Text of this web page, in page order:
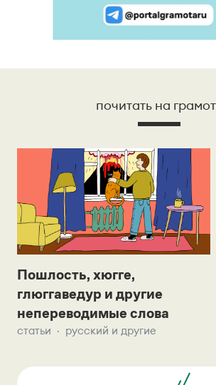
почитать на
Пошлость, хюгге,
глюггаведур и другие
непереводимые слова
статьи русский и другие